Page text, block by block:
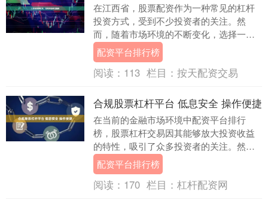
在江西省，股票配资作为一种常见的杠杆
投资方式，受到不少投资者的关注。然
而，随着市场环境的不断变化，选择一家
合规、安全的配资平台显得尤为重要。本
文将从合规性、平台....
配资平台排行榜
阅读： 113 栏目： 按天配资交易
合规股票杠杆平台 低息安全 操作便捷
在当前的金融市场环境中配资平台排行
榜，股票杠杆交易因其能够放大投资收益
的特性，吸引了众多投资者的关注。然
而，选择一家合规、安全且操作便捷的杠
杆平台，是保障资金安....
配资平台排行榜
阅读： 170 栏目： 杠杆配资网